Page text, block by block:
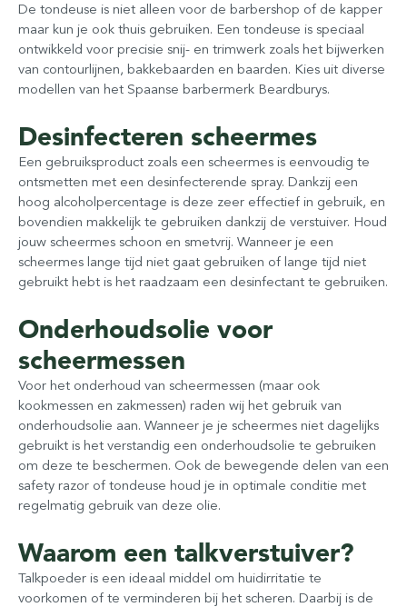
De tondeuse is niet alleen voor de barbershop of de kapper
maar kun je ook thuis gebruiken. Een tondeuse is speciaal
ontwikkeld voor precisie snij- en trimwerk zoals het bijwerken
van contourlijnen, bakkebaarden en baarden. Kies uit diverse
modellen van het Spaanse barbermerk Beardburys.
Desinfecteren scheermes
Een gebruiksproduct zoals een scheermes is eenvoudig te
ontsmetten met een desinfecterende spray. Dankzij een
hoog alcoholpercentage is deze zeer effectief in gebruik, en
bovendien makkelijk te gebruiken dankzij de verstuiver. Houd
jouw scheermes schoon en smetvrij. Wanneer je een
scheermes lange tijd niet gaat gebruiken of lange tijd niet
gebruikt hebt is het raadzaam een desinfectant te gebruiken.
Onderhoudsolie voor
scheermessen
Voor het onderhoud van scheermessen (maar ook
kookmessen en zakmessen) raden wij het gebruik van
onderhoudsolie aan. Wanneer je je scheermes niet dagelijks
gebruikt is het verstandig een onderhoudsolie te gebruiken
om deze te beschermen. Ook de bewegende delen van een
safety razor of tondeuse houd je in optimale conditie met
regelmatig gebruik van deze olie.
Waarom een talkverstuiver?
Talkpoeder is een ideaal middel om huidirritatie te
voorkomen of te verminderen bij het scheren. Daarbij is de